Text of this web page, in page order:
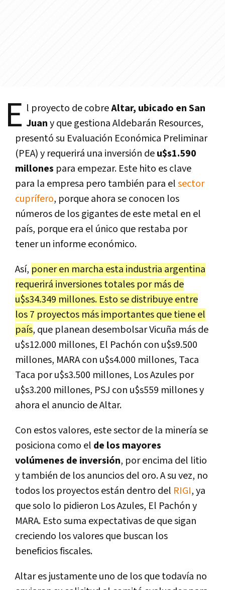
E l proyecto de cobreAltar, ubicado en San
Juany que gestiona Aldebarán Resources,
presentó su Evaluación Económica Preliminar
(PEA) y requerirá una inversión deu$s1.590
millones para empezar. Este hito es clave
para la empresa pero también para elsector
cuprífero, porque ahora se conocen los
números de los gigantes de este metal en el
país, porque era el único que restaba por
tener un informe económico.
Así, poner en marcha esta industria argentina
requerirá inversiones totales por más de
u$s34.349 millones. Esto se distribuye entre
los 7 proyectos más importantes que tiene el
país, que planean desembolsar Vicuña más de
u$s12.000 millones, El Pachón con u$s9.500
millones, MARA con u$s4.000 millones, Taca
Taca por u$s3.500 millones, Los Azules por
u$s3.200 millones, PSJ con u$s559 millones y
ahora el anuncio de Altar.
Con estos valores, este sector de la minería se
posiciona como el de los mayores
volúmenes de inversión, por encima del litio
y también de los anuncios del oro. A su vez, no
todos los proyectos están dentro del RIGI, ya
que solo lo pidieron Los Azules, El Pachón y
MARA. Esto suma expectativas de que sigan
creciendo los valores que buscan los
beneficios fiscales.
Altar es justamente uno de los que todavía no